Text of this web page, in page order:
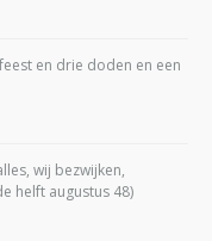
en drie doden en een
wij bezwijken,
helft augustus 48)